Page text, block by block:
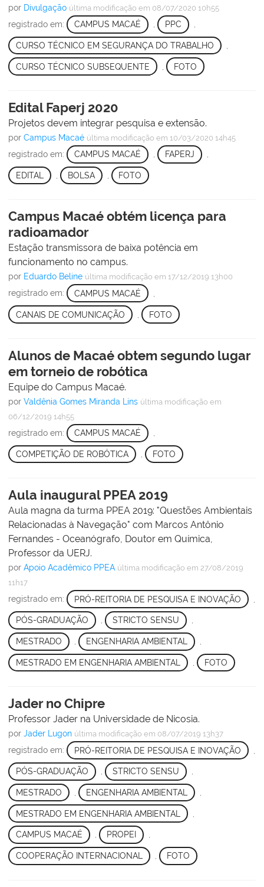
por Divulgação última modificação em 08/07/2020 10h55
registrado em: CAMPUS MACAÉ , PPC ,
CURSO TÉCNICO EM SEGURANÇA DO TRABALHO
CURSO TÉCNICO SUBSEQUENTE FOTO
Edital Faperj 2020
Projetos devem integrar pesquisa e extensão.
por Campus Macaé última modificação em 10/03/2020 14h45
registrado em: CAMPUS MACAÉ , FAPERJ ,
EDITAL BOLSA FOTO
Campus Macaé obtém licença para
radioamador
Estação transmissora de baixa potência em
funcionamento no campus.
por Eduardo Beline última modificação em 17/12/2019 13h00
registrado em: CAMPUS MACAÉ
CANAIS DE COMUNICAÇÃO FOTO
Alunos de Macaé obtem segundo lugar
em torneio de robótica
Equipe do Campus Macaé.
por Valdênia Gomes Miranda Lins última modificação em
06/12/2019 14h55
registrado em: CAMPUS MACAÉ ,
COMPETIÇÃO DE ROBÓTICA FOTO
Aula inaugural PPEA 2019
Aula magna da turma PPEA 2019: "Questões Ambientais
Relacionadas à Navegação" com Marcos Antônio
Fernandes - Oceanógrafo, Doutor em Química,
Professor da UERJ.
por Apoio Acadêmico PPEA última modificação em 27/08/2019
11h17
registrado em: PRÓ-REITORIA DE PESQUISA E INOVAÇÃO
PÓS-GRADUAÇÃO , STRICTO SENSU ,
MESTRADO ENGENHARIA AMBIENTAL
MESTRADO EM ENGENHARIA AMBIENTAL FOTO
Jader no Chipre
Professor Jader na Universidade de Nicosia.
por Jader Lugon última modificação em 08/07/2019 13h37
registrado em: PRÓ-REITORIA DE PESQUISA E INOVAÇÃO
PÓS-GRADUAÇÃO , STRICTO SENSU ,
MESTRADO ENGENHARIA AMBIENTAL
MESTRADO EM ENGENHARIA AMBIENTAL
CAMPUS MACAÉ , PROPEI ,
COOPERAÇÃO INTERNACIONAL FOTO